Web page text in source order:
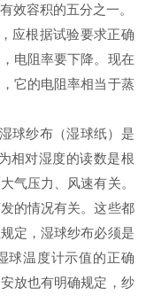
效容积的五分之一。
应根据试验要求正确
电阻率要下降。现在
它的电阻率相当于蒸
球纱布（湿球纸）是
相对湿度的读数是根
气压力、风速有关。
的情况有关。这些都
定，湿球纱布必须是
球温度计示值的正确
放也有明确规定，纱